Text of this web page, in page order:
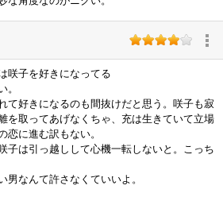
咲子を好きになってる
。
て好きになるのも間抜けだと思う。咲子も寂
を取ってあげなくちゃ、充は生きていて立場
恋に進む訳もない。
子は引っ越しして心機一転しないと。こっち
男なんて許さなくていいよ。